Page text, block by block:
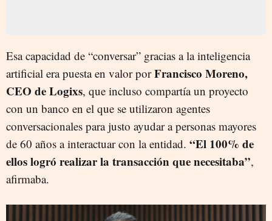
Esa capacidad de “conversar” gracias a la inteligencia
artificial era puesta en valor porFrancisco Moreno,
CEO de Logixs, que incluso compartía un proyecto
con un banco en el que se utilizaron agentes
conversacionales para justo ayudar a personas mayores
de 60 años a interactuar con la entidad. “El 100% de
ellos logró realizar la transacción que necesitaba”,
afirmaba.